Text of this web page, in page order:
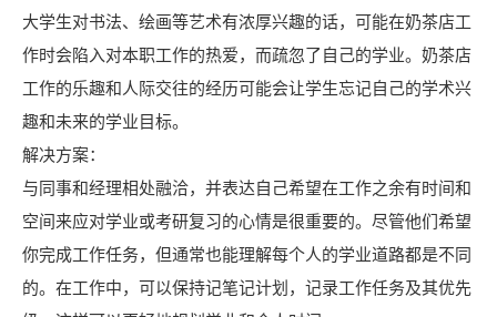
大学生对书法、绘画等艺术有浓厚兴趣的话，可能在奶茶店工
作时会陷入对本职工作的热爱，而疏忽了自己的学业。奶茶店
工作的乐趣和人际交往的经历可能会让学生忘记自己的学术兴
趣和未来的学业目标。
解决方案：
与同事和经理相处融洽，并表达自己希望在工作之余有时间和
空间来应对学业或考研复习的心情是很重要的。尽管他们希望
你完成工作任务，但通常也能理解每个人的学业道路都是不同
的。在工作中，可以保持记笔记计划，记录工作任务及其优先